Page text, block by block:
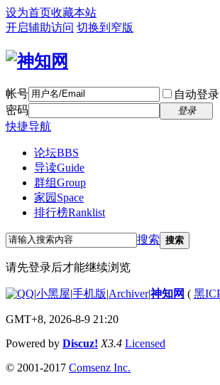
设为首页收藏本站
开启辅助访问 切换到窄版
帐号 自动登录
密码
登录
快捷导航
论坛BBS
导读Guide
群组Group
家园 Space
排行榜Ranklist
搜索 搜索
请先登录后才能继续浏览
|小黑屋|手机版|Archiver|神知网 ( 黑
GMT+8, 2026-8-9 21:20
Powered by Discuz! X3.4 Licensed
© 2001-2017 Comsenz Inc.